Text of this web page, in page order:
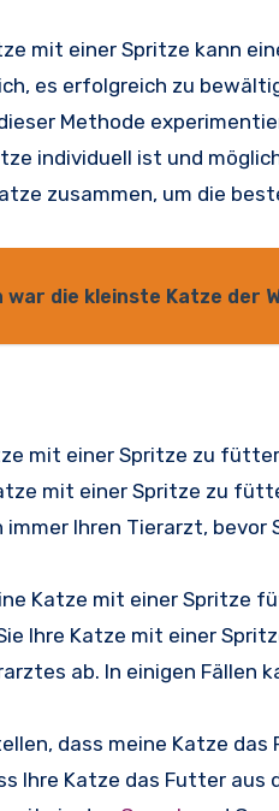
mit einer Spritze kann
es erfolgreich zu
Methode
individuell ist und
zusammen, um die
war die kleinste Katze der
mit einer Spritze zu
mit einer Spritze zu
immer Ihren Tierarzt,
Katze mit einer Spritze
Ihre Katze mit einer
ab. In einigen Fällen
dass meine Katze
Ihre Katze das Futter